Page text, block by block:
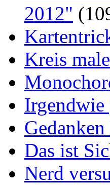
2012"
Kreis
Das ist
Nerd